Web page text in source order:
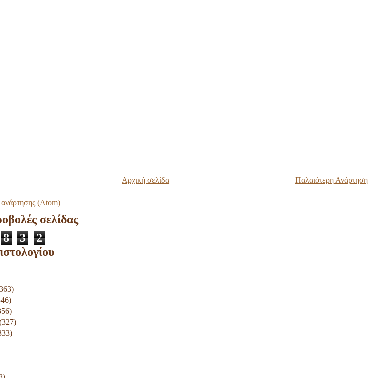
Παλαιότερη Ανάρτηση
Αρχική σελίδα
ανάρτησης (Atom)
σελίδας
8 3
2
(327)